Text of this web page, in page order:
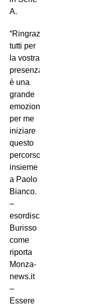
A.
“Ringrazio
tutti per
la vostra
presenza;
è una
grande
emozione
per me
iniziare
questo
percorso
insieme
a Paolo
Bianco.
–
esordisce
Burisso
come
riporta
Monza-
news.it
–
Essere